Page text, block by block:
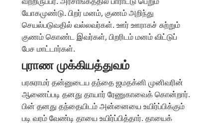
யோகமுண்டு. பிறர் மனம், குணம் அறிந்து
செயல்படுவதில் வல்லவர்கள். ஊர் ஊராகச் சுற்றும்
குணம் கொண்ட இவர்கள், பிறரிடம் மனம் விட்டுப்
பேச மாட்டார்கள்.
புராண முக்கியத்துவம்
பரசுராமர் தன்னுடைய தந்தை ஜமதக்னி முனிவரின்
ஆணைப்படி தனது தாயார் ரேணுகாவைக் கொன்றார்.
பின் தனது தந்தையிடம் அன்னையை உயிர்ப்பிக்கும்
படி வரம் வேண்டி தாயை உயிர்ப்பித்தார். தாயைக்